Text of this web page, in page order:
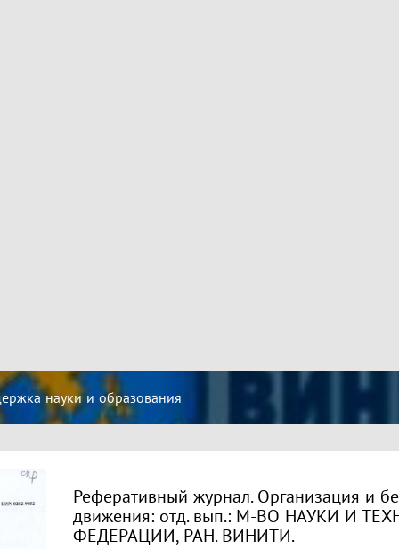
науки и образования
Реферативный журнал. Организация и
движения: отд. вып.: М-ВО НАУКИ И
ФЕДЕРАЦИИ, РАН. ВИНИТИ.